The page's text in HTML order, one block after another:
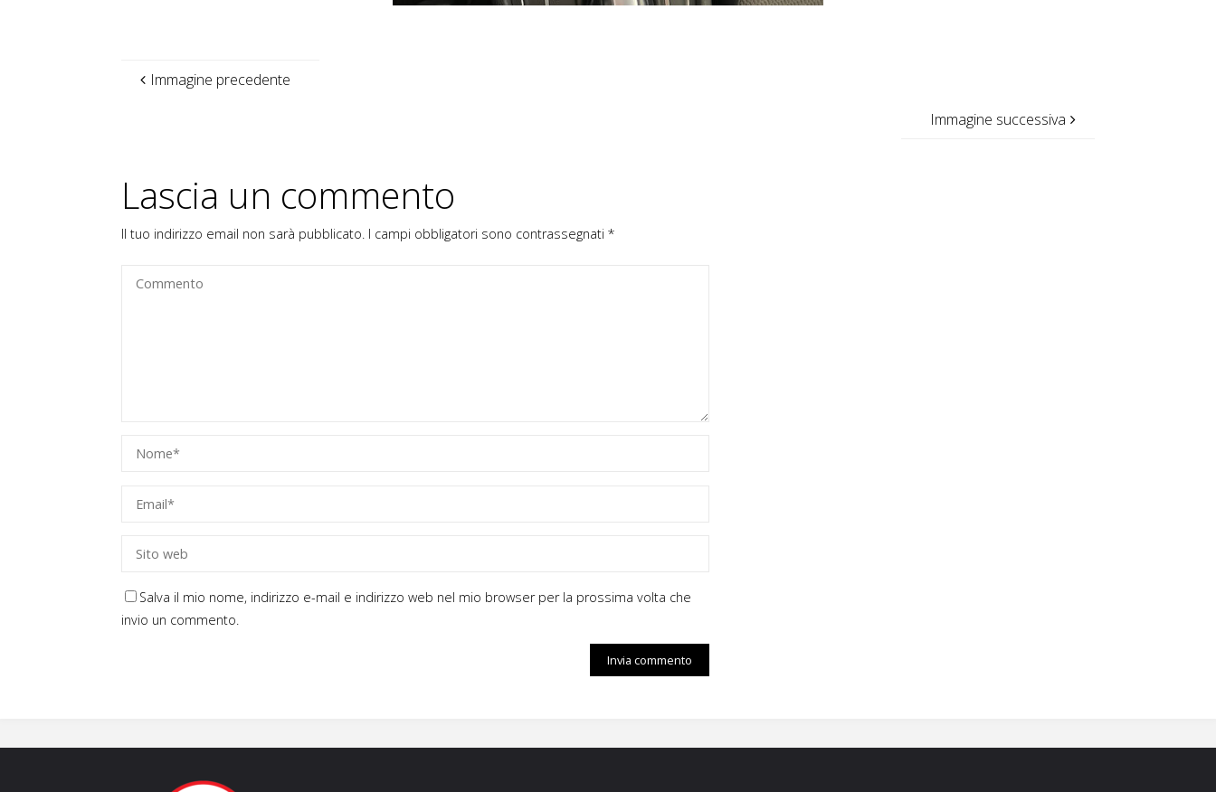
Immagine precedente
Immagine successiva
Lascia un commento
Il tuo indirizzo email non sarà pubblicato. I campi obbligatori sono contrassegnati*
Salva il mio nome, indirizzo e-mail e indirizzo web nel mio browser per la prossima volta che
invio un commento.